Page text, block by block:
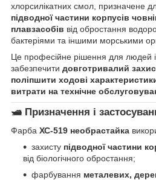
хлорсилікатних смол, призначене
підводної частини корпусів
плавзасобів від обростання
бактеріями та іншими морськими
Це професійне рішення для людей і
забезпечити довготривалий
поліпшити ходові
витрати на технічне
🛥️ Призначення і
Фарба ХС-519 необрастайка
захисту підводної частини
від біологічного обростання;
фарбування металевих,